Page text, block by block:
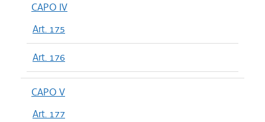
CAPO IV
Art. 175
Art. 176
CAPO V
Art. 177